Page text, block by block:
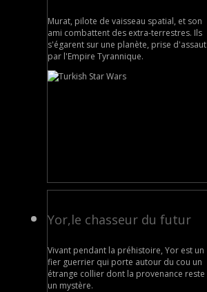
Murat, pilote de vaisseau spatial, et son
ami combattent des extra-terrestres. Ils
s'égarent sur une planète, prise d'assaut
par l'Empire Tyrannique.
Yor,le chasseur du futur
Vivant pendant la préhistoire, Yor est un
fier guerrier qui porte autour du cou un
étrange collier dont la provenance reste
un mystère.